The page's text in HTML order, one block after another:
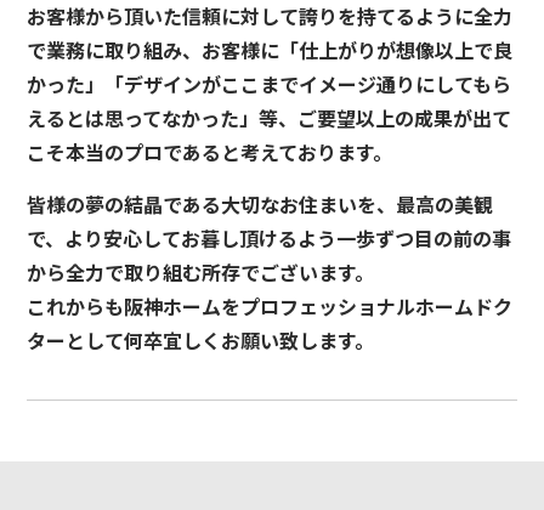
お客様から頂いた信頼に対して誇りを持てるように全力
で業務に取り組み、お客様に「仕上がりが想像以上で良
かった」「デザインがここまでイメージ通りにしてもら
えるとは思ってなかった」等、ご要望以上の成果が出て
こそ本当のプロであると考えております。
皆様の夢の結晶である大切なお住まいを、最高の美観
で、より安心してお暮し頂けるよう一歩ずつ目の前の事
から全力で取り組む所存でございます。
これからも阪神ホームをプロフェッショナルホームドク
ターとして何卒宜しくお願い致します。